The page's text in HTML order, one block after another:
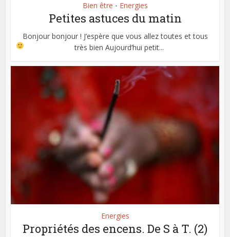
Bien être • Energies
Petites astuces du matin
Bonjour bonjour ! J’espère que vous allez toutes et tous
très bien Aujourd’hui petit...
Energies
Propriétés des encens. De S à T. (2)